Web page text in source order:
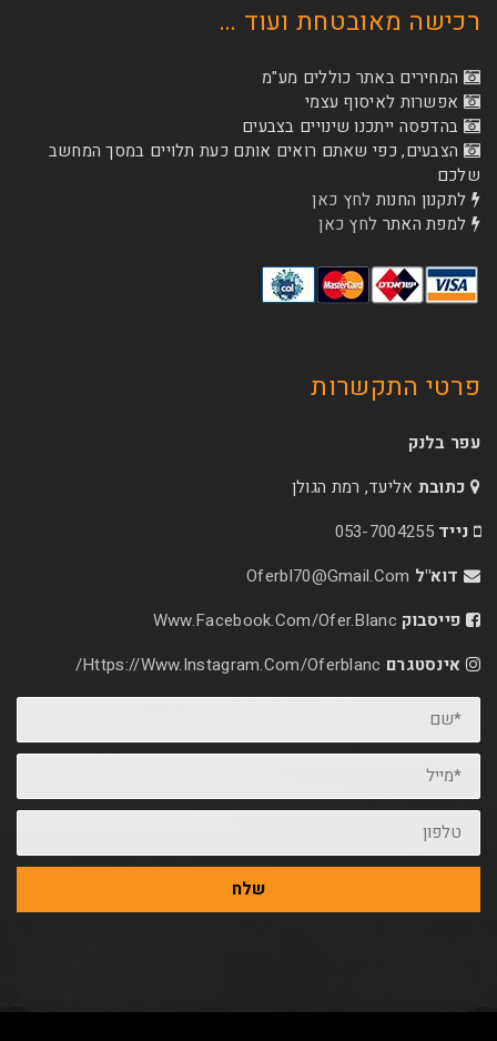
רכישה מאובטחת ועוד …
המחירים באתר כוללים מע"מ
אפשרות לאיסוף עצמי
בהדפסה ייתכנו שינויים בצבעים
הצבעים, כפי שאתם רואים אותם כעת תלויים במסך המחשב
שלכם
לתקנון החנות לחץ כאן
למפת האתר לחץ כאן
פרטי התקשרות
עפר בלנק
כתובת אליעד, רמת הגולן
נייד 053-7004255
דוא"ל Oferbl70@Gmail.Com
פייסבוק Www.facebook.com/ofer.blanc
אינסטגרם Https://www.instagram.com/oferblanc/
*שם
*מייל
טלפון
שלח